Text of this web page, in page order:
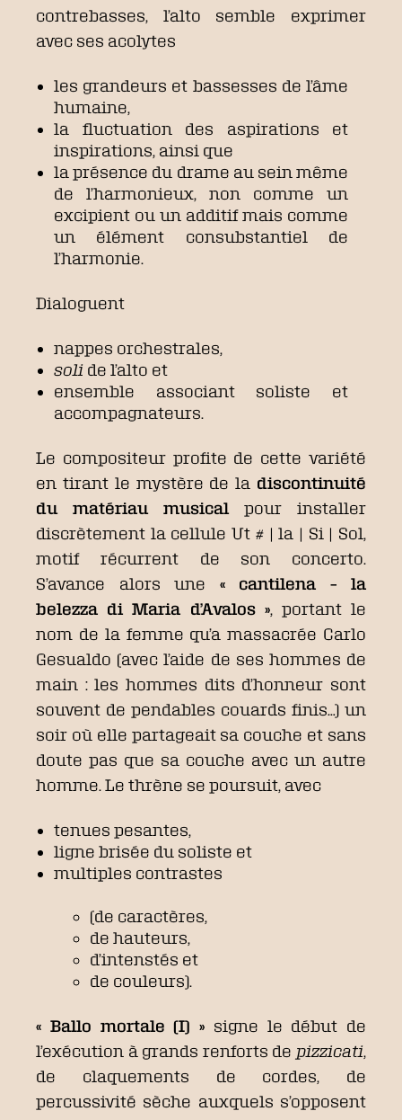
contrebasses, l’alto semble exprimer
avec ses acolytes
les grandeurs et bassesses de l’âme
humaine,
la fluctuation des aspirations et
inspirations, ainsi que
la présence du drame au sein même
de l’harmonieux, non comme un
excipient ou un additif mais comme
un élément consubstantiel de
l’harmonie.
Dialoguent
nappes orchestrales,
soli de l’alto et
ensemble associant soliste et
accompagnateurs.
Le compositeur profite de cette variété
en tirant le mystère de la discontinuité
du matériau musical pour installer
discrètement la cellule Ut # | la | Si | Sol,
motif récurrent de son concerto.
S’avance alors une « cantilena – la
belezza di Maria d’Avalos », portant le
nom de la femme qu’a massacrée Carlo
Gesualdo (avec l’aide de ses hommes de
main : les hommes dits d’honneur sont
souvent de pendables couards finis…) un
soir où elle partageait sa couche et sans
doute pas que sa couche avec un autre
homme. Le thrène se poursuit, avec
tenues pesantes,
ligne brisée du soliste et
multiples contrastes
(de caractères,
de hauteurs,
d’intenstés et
de couleurs).
« Ballo mortale (I) » signe le début de
l’exécution à grands renforts de pizzicati,
de claquements de cordes, de
percussivité sèche auxquels s’opposent